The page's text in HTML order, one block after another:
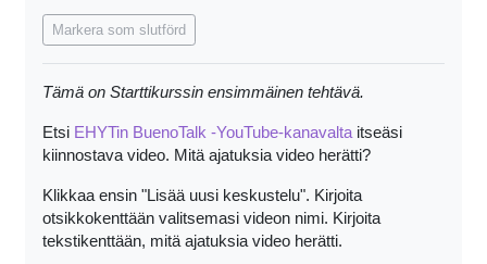
Markera som slutförd
Tämä on Starttikurssin ensimmäinen tehtävä.
Etsi EHYTin BuenoTalk -YouTube-kanavalta itseäsi
kiinnostava video. Mitä ajatuksia video herätti?
Klikkaa ensin "Lisää uusi keskustelu". Kirjoita
otsikkokenttään valitsemasi videon nimi. Kirjoita
tekstikenttään, mitä ajatuksia video herätti.